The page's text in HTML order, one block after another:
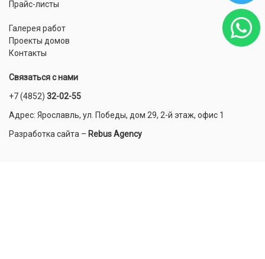
Прайс-листы
Галерея работ
Проекты домов
Контакты
Связаться с нами
+7 (4852) 32-02-55
Адрес: Ярославль, ул. Победы, дом 29, 2-й этаж, офис 1
Разработка сайта – Rebus Agency